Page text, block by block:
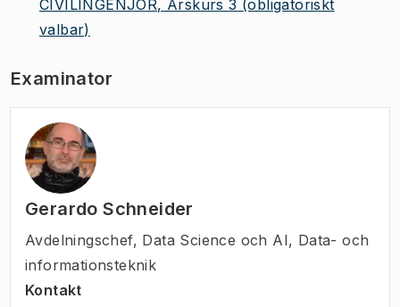
CIVILINGENJÖR, Årskurs 3 (obligatoriskt
valbar)
Examinator
Gerardo Schneider
Avdelningschef, Data Science och AI, Data- och
informationsteknik
Kontakt